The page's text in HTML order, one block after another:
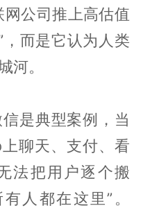
公司推上高估值
而是它认为人类
河。
是典型案例，当
聊天、支付、看
法把用户逐个搬
人都在这里”。